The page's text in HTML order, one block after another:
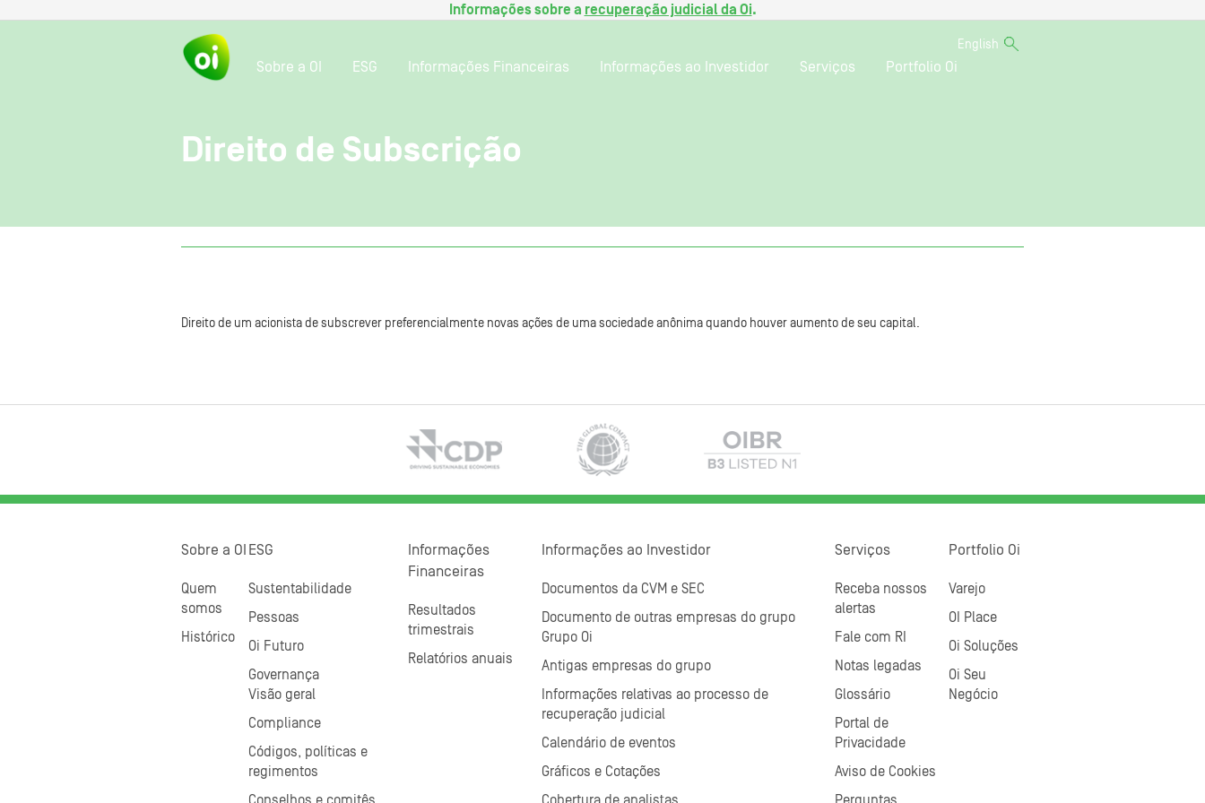
Informações sobre a recuperação judicial da Oi.
English
Sobre a OI ESG Informações Financeiras Informações ao Investidor Serviços Portfolio Oi
Direito de Subscrição
Direito de um acionista de subscrever preferencialmente novas ações de uma sociedade anônima quando houver aumento de seu capital.
Sobre a OI
Quem
somos
Histórico
ESG
Sustentabilidade
Pessoas
Oi Futuro
Governança
Visão geral
Compliance
Códigos, políticas e
regimentos
Conselhos e comitês
Informações
Financeiras
Resultados
trimestrais
Relatórios anuais
Informações ao Investidor
Documentos da CVM e SEC
Documento de outras empresas do grupo
Grupo Oi
Antigas empresas do grupo
Informações relativas ao processo de
recuperação judicial
Calendário de eventos
Gráficos e Cotações
Cobertura de analistas
Serviços
Receba nossos
alertas
Fale com RI
Notas legadas
Glossário
Portal de
Privacidade
Aviso de Cookies
Perguntas
Portfolio Oi
Varejo
OI Place
Oi Soluções
Oi Seu
Negócio